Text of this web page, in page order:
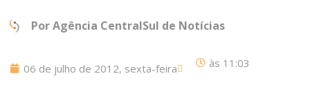
PorAgência CentralSul de Notícias
06 de julho de 2012, sexta-feira às 11:03